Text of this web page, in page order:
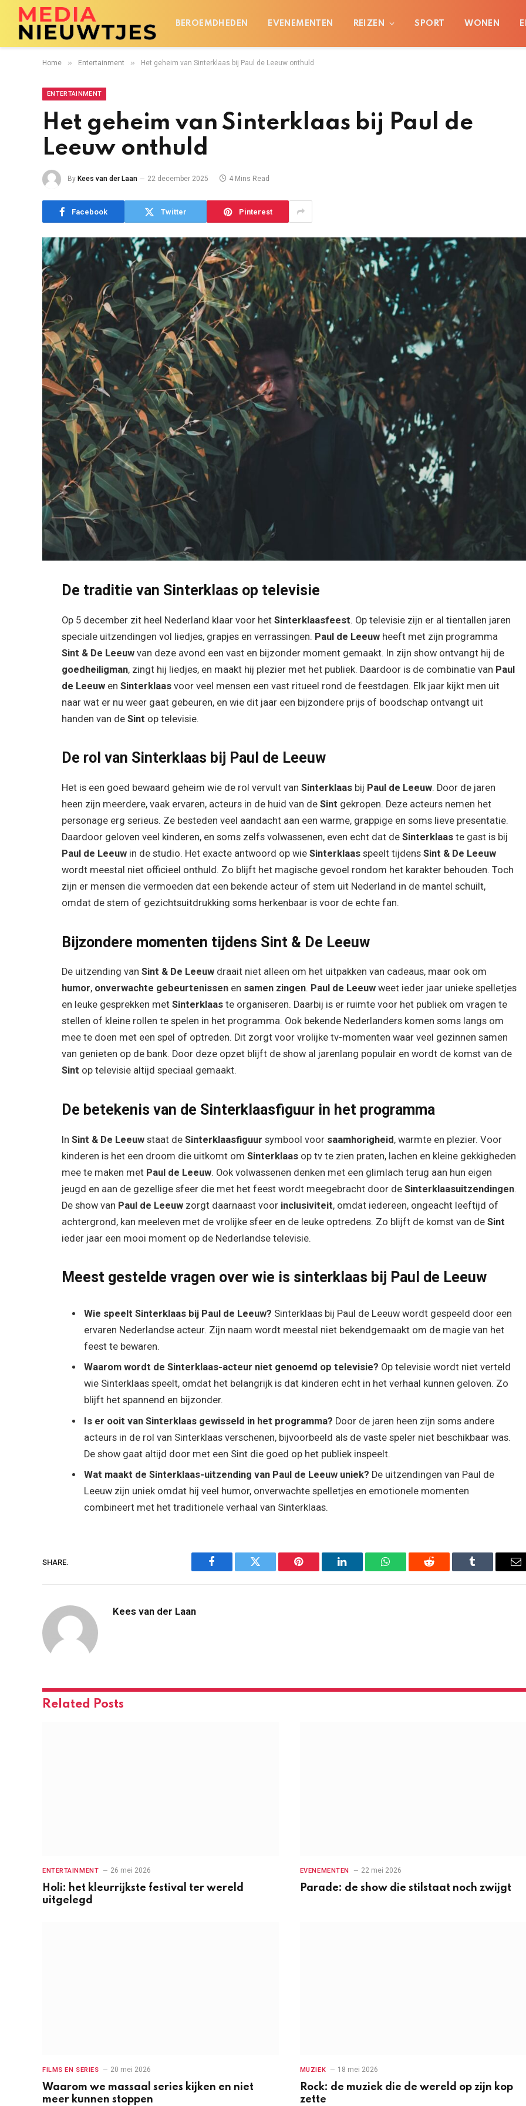
BEROEMDHEDEN EVENEMENTEN REIZEN SPORT WONEN
Home » Entertainment » Het geheim van Sinterklaas bij Paul de Leeuw onthuld
ENTERTAINMENT
Het geheim van Sinterklaas bij Paul de
Leeuw onthuld
By Kees van der Laan 22 december 2025 4 Mins Read
Facebook Twitter Pinterest
De traditie van Sinterklaas op televisie
Op 5 december zit heel Nederland klaar voor hetSinterklaasfeest. Op televisie zijn er al tientallen jaren
speciale uitzendingen vol liedjes, grapjes en verrassingen. Paul de Leeuw heeft met zijn programma
Sint & De Leeuw van deze avond een vast en bijzonder moment gemaakt. In zijn show ontvangt hij de
goedheiligman, zingt hij liedjes, en maakt hij plezier met het publiek. Daardoor is de combinatie van Paul
de Leeuw enSinterklaas voor veel mensen een vast ritueel rond de feestdagen. Elk jaar kijkt men uit
naar wat er nu weer gaat gebeuren, en wie dit jaar een bijzondere prijs of boodschap ontvangt uit
handen van deSint op televisie.
De rol van Sinterklaas bij Paul de Leeuw
Het is een goed bewaard geheim wie de rol vervult vanSinterklaas bij Paul de Leeuw. Door de jaren
heen zijn meerdere, vaak ervaren, acteurs in de huid van deSint gekropen. Deze acteurs nemen het
personage erg serieus. Ze besteden veel aandacht aan een warme, grappige en soms lieve presentatie.
Daardoor geloven veel kinderen, en soms zelfs volwassenen, even echt dat deSinterklaas te gast is bij
Paul de Leeuw in de studio. Het exacte antwoord op wieSinterklaas speelt tijdensSint & De Leeuw
wordt meestal niet officieel onthuld. Zo blijft het magische gevoel rondom het karakter behouden. Toch
zijn er mensen die vermoeden dat een bekende acteur of stem uit Nederland in de mantel schuilt,
omdat de stem of gezichtsuitdrukking soms herkenbaar is voor de echte fan.
Bijzondere momenten tijdens Sint & De Leeuw
De uitzending vanSint & De Leeuw draait niet alleen om het uitpakken van cadeaus, maar ook om
humor, onverwachte gebeurtenissen en samen zingen. Paul de Leeuw weet ieder jaar unieke spelletjes
en leuke gesprekken metSinterklaas te organiseren. Daarbij is er ruimte voor het publiek om vragen te
stellen of kleine rollen te spelen in het programma. Ook bekende Nederlanders komen soms langs om
mee te doen met een spel of optreden. Dit zorgt voor vrolijke tv-momenten waar veel gezinnen samen
van genieten op de bank. Door deze opzet blijft de show al jarenlang populair en wordt de komst van de
Sint op televisie altijd speciaal gemaakt.
De betekenis van de Sinterklaasfiguur in het programma
InSint & De Leeuw staat deSinterklaasfiguur symbool voor saamhorigheid, warmte en plezier. Voor
kinderen is het een droom die uitkomt omSinterklaas op tv te zien praten, lachen en kleine gekkigheden
mee te maken met Paul de Leeuw. Ook volwassenen denken met een glimlach terug aan hun eigen
jeugd en aan de gezellige sfeer die met het feest wordt meegebracht door deSinterklaasuitzendingen.
De show van Paul de Leeuw zorgt daarnaast voor inclusiviteit, omdat iedereen, ongeacht leeftijd of
achtergrond, kan meeleven met de vrolijke sfeer en de leuke optredens. Zo blijft de komst van deSint
ieder jaar een mooi moment op de Nederlandse televisie.
Meest gestelde vragen over wie is sinterklaas bij Paul de Leeuw
Wie speelt Sinterklaas bij Paul de Leeuw? Sinterklaas bij Paul de Leeuw wordt gespeeld door een
ervaren Nederlandse acteur. Zijn naam wordt meestal niet bekendgemaakt om de magie van het
feest te bewaren.
Waarom wordt de Sinterklaas-acteur niet genoemd op televisie? Op televisie wordt niet verteld
wie Sinterklaas speelt, omdat het belangrijk is dat kinderen echt in het verhaal kunnen geloven. Zo
blijft het spannend en bijzonder.
Is er ooit van Sinterklaas gewisseld in het programma? Door de jaren heen zijn soms andere
acteurs in de rol van Sinterklaas verschenen, bijvoorbeeld als de vaste speler niet beschikbaar was.
De show gaat altijd door met een Sint die goed op het publiek inspeelt.
Wat maakt de Sinterklaas-uitzending van Paul de Leeuw uniek? De uitzendingen van Paul de
Leeuw zijn uniek omdat hij veel humor, onverwachte spelletjes en emotionele momenten
combineert met het traditionele verhaal van Sinterklaas.
SHARE.
Facebook Twitter Pinterest LinkedIn WhatsAppReddit Tumblr
Kees van der Laan
Related Posts
ENTERTAINMENT 26 mei 2026
Holi: het kleurrijkste festival ter wereld
uitgelegd
EVENEMENTEN 22 mei 2026
Parade: de show die stilstaat noch zwijgt
FILMS EN SERIES 20 mei 2026
Waarom we massaal series kijken en niet
meer kunnen stoppen
MUZIEK 18 mei 2026
Rock: de muziek die de wereld op zijn kop
zette